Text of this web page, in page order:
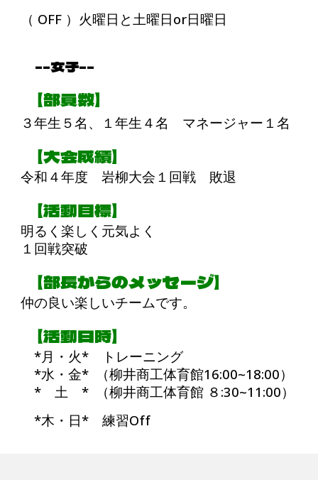
（ OFF ）火曜日と土曜日or日曜日
--女子--
【部員数】
３年生５名、１年生４名 マネージャー１名
【大会成績】
令和４年度 岩柳大会１回戦 敗退
【活動目標】
明るく楽しく元気よく
１回戦突破
【部長からのメッセージ】
仲の良い楽しいチームです。
【活動日時】
*月・火* トレーニング
*水・金* （柳井商工体育館16:00~18:00）
* 土 * （柳井商工体育館 ８:30~11:00）
*木・日* 練習Off